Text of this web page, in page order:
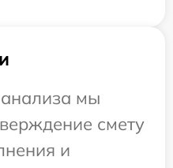
мы
смету
и